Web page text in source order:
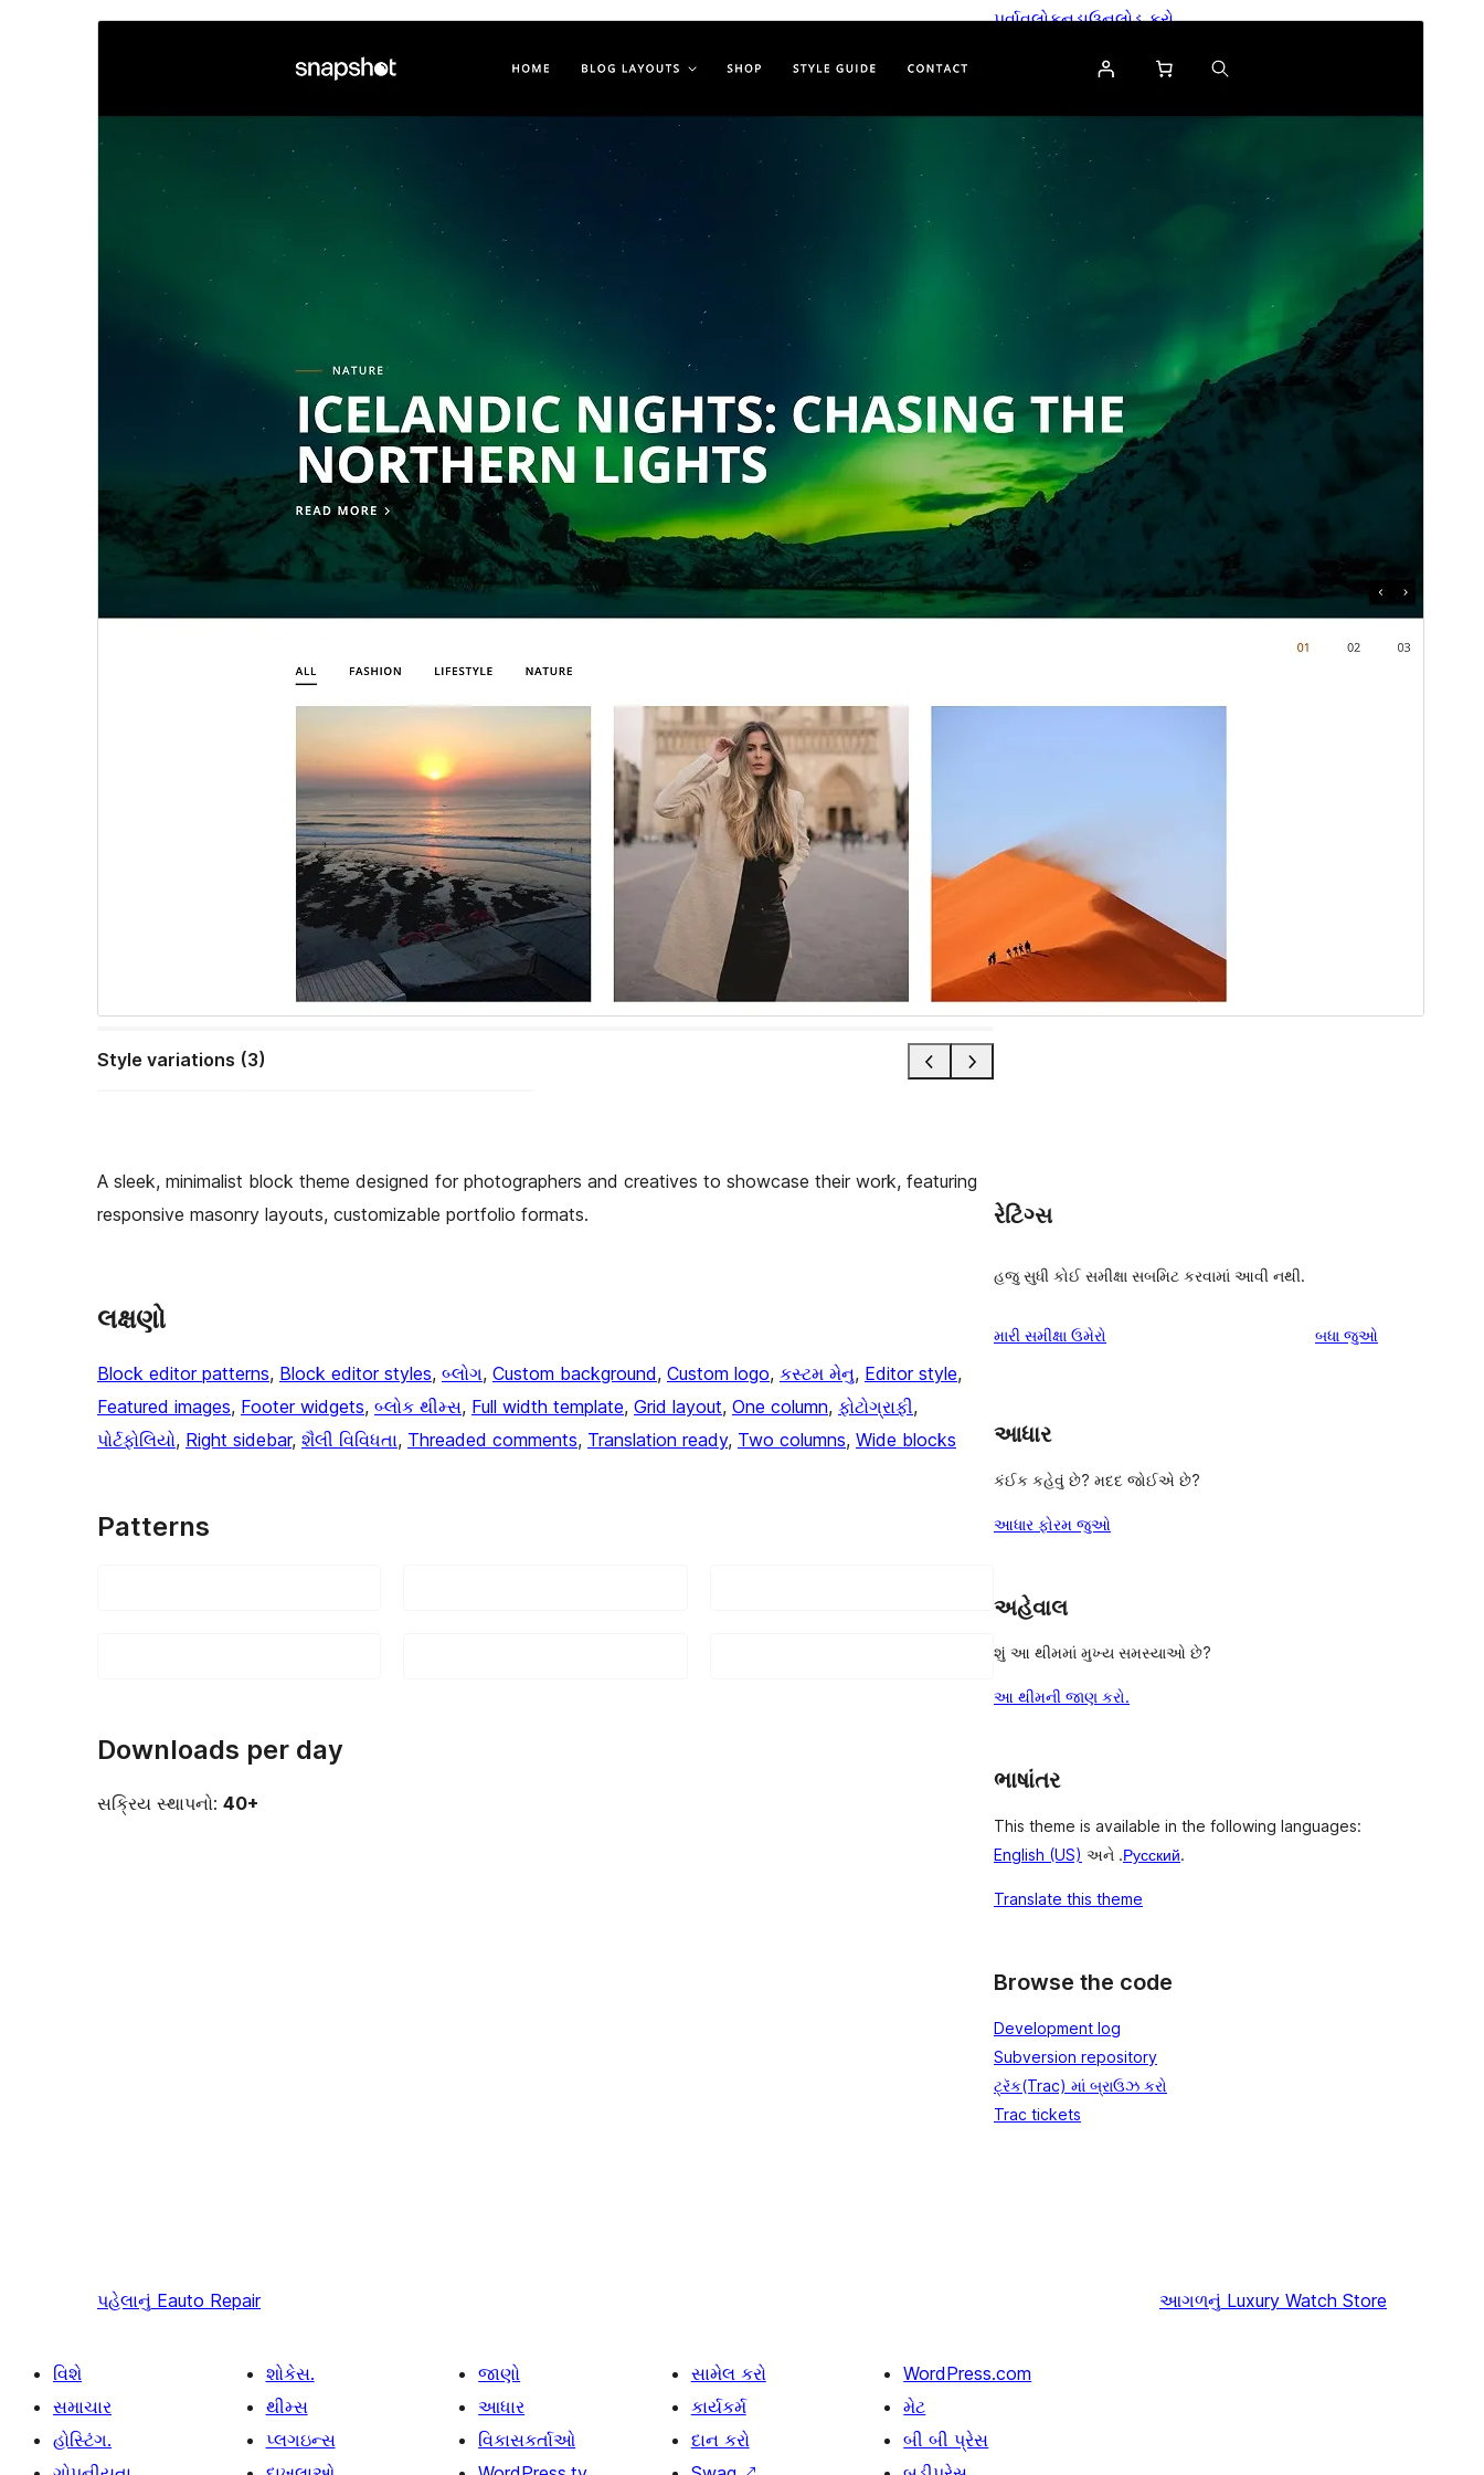
Style variations (3)
પૂર્વાવલોકનડાઉનલોડ કરો
Active installations
40+
વર્ડપ્રેસ વર્ઝન
પીએચપી(PHP) આવૃતિ
A sleek, minimalist block theme designed for photographers and creatives to showcase their work, featuring
responsive masonry layouts, customizable portfolio formats.
લક્ષણો
Block editor patterns, Block editor styles, બ્લોગ, Custom background, Custom logo, કસ્ટમ મેનુ, Editor style
Featured images, Footer widgets, બ્લોક થીમ્સ, Full width template, Grid layout, One column, ફોટોગ્રાફી
પોર્ટફોલિયો, Right sidebar, શૈલી વિવિધતા, Threaded comments, Translation ready, Two columns, Wide blocks
Patterns
Downloads per day
સક્રિય સ્થાપનો: 40+
રેટિંગ્સ
હજુ સુધી કોઈ સમીક્ષા સબમિટ કરવામાં આવી નથી.
મારી સમીક્ષા ઉમેરો બધા સમીક્ષાઓ
જુઓ
આધાર
કંઈક કહેવું છે? મદદ જોઈએ છે?
આધાર ફોરમ જુઓ
અહેવાલ
શું આ થીમમાં મુખ્ય સમસ્યાઓ છે?
આ થીમની જાણ કરો.
ભાષાંતર
This theme is available in the following languages:
English (US) અને .Русский.
Translate this theme
Browse the code
Development log
Subversion repository
ટ્રૅક(Trac) માં બ્રાઉઝ કરો
Trac tickets
પહેલાનું Eauto Repair આગળનું Luxury Watch Store
વિશે
સમાચાર
હોસ્ટિંગ.
શોકેસ.
થીમ્સ
પ્લગઇન્સ
જાણો
આધાર
વિકાસકર્તાઓ
સામેલ કરો
કાર્યકર્મ
દાન કરો
WordPress.com
મેટ
બી બી પ્રેસ